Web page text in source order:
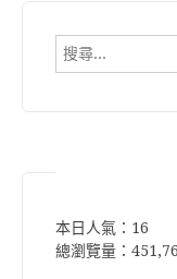
搜
尋
本日人氣：16
總瀏覽量：